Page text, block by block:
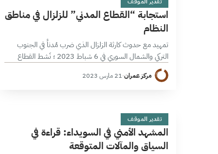
استجابة “القطاع المدني” للزلزال في مناطق
النظام
تمهيد مع حدوث كارثة الزلزال الذي ضرب مُدناً في الجنوب
التركي والشمال السوري في 6 شباط 2023 ؛ نَشط القطاع
المدني في سورية سواءً في المناطق الخاضعة لسيطرة نظام
الأسد…مركز عمران·21 مارس 2023
ا
17 دقائق
تقدير الموقف
المشهد الأمني في السويداء: قراءة في
السياق والمآلات المتوقعة